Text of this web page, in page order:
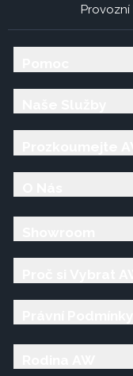
Provozní